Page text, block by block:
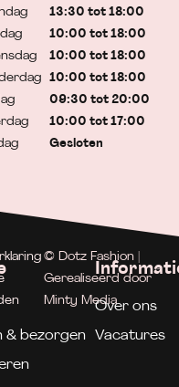
13:30 tot 18:00
10:00 tot 18:00
10:00 tot 18:00
10:00 tot 18:00
09:30 tot 20:00
10:00 tot 17:00
Gesloten
& bezorgen
Over ons
Vacatures
© Dotz Fashion |
Gerealiseerd door
Minty Media